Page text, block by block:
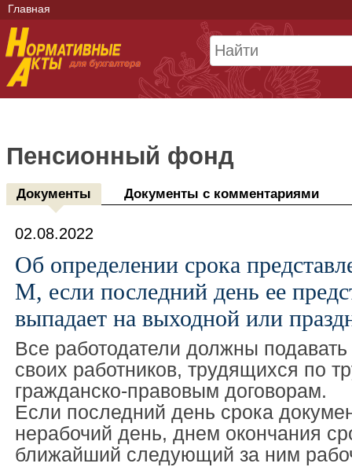
Главная
Пенсионный фонд
Документы Документы с комментариями
02.08.2022
Об определении срока
М, если последний день ее
выпадает на выходной или
Все работодатели должны
своих работников, трудящихся по
гражданско-правовым договорам.
Если последний день срока
нерабочий день, днем окончания
ближайший следующий за ним